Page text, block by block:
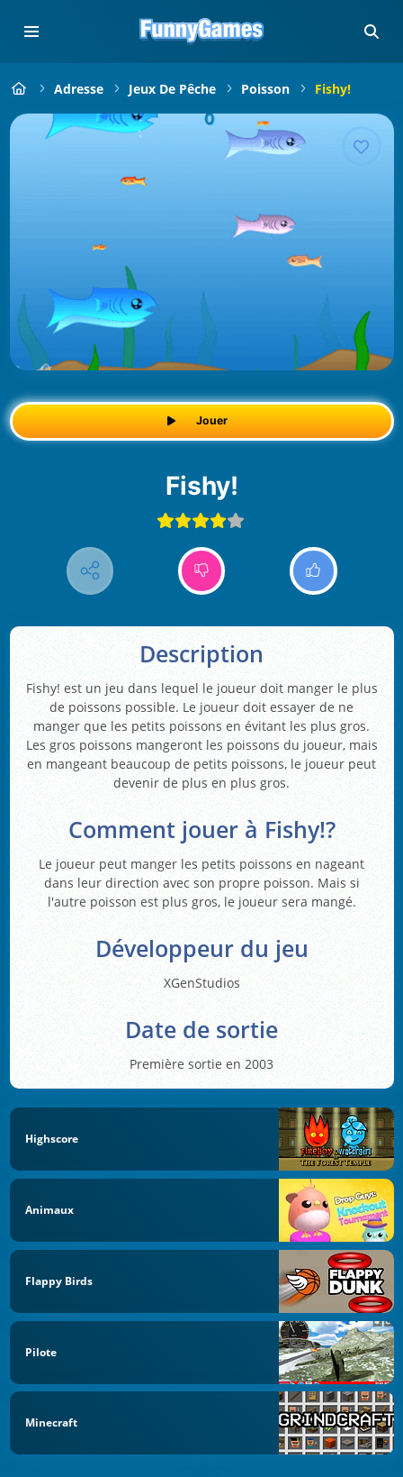
Adresse Jeux De Pêche Poisson Fishy!
Jouer
Fishy!
Description
Fishy! est un jeu dans lequel le joueur doit manger le plus
de poissons possible. Le joueur doit essayer de ne
manger que les petits poissons en évitant les plus gros.
Les gros poissons mangeront les poissons du joueur, mais
en mangeant beaucoup de petits poissons, le joueur peut
devenir de plus en plus gros.
Comment jouer à Fishy!?
Le joueur peut manger les petits poissons en nageant
dans leur direction avec son propre poisson. Mais si
l'autre poisson est plus gros, le joueur sera mangé.
Développeur du jeu
XGenStudios
Date de sortie
Première sortie en 2003
Highscore
Animaux
Flappy Birds
Pilote
Minecraft